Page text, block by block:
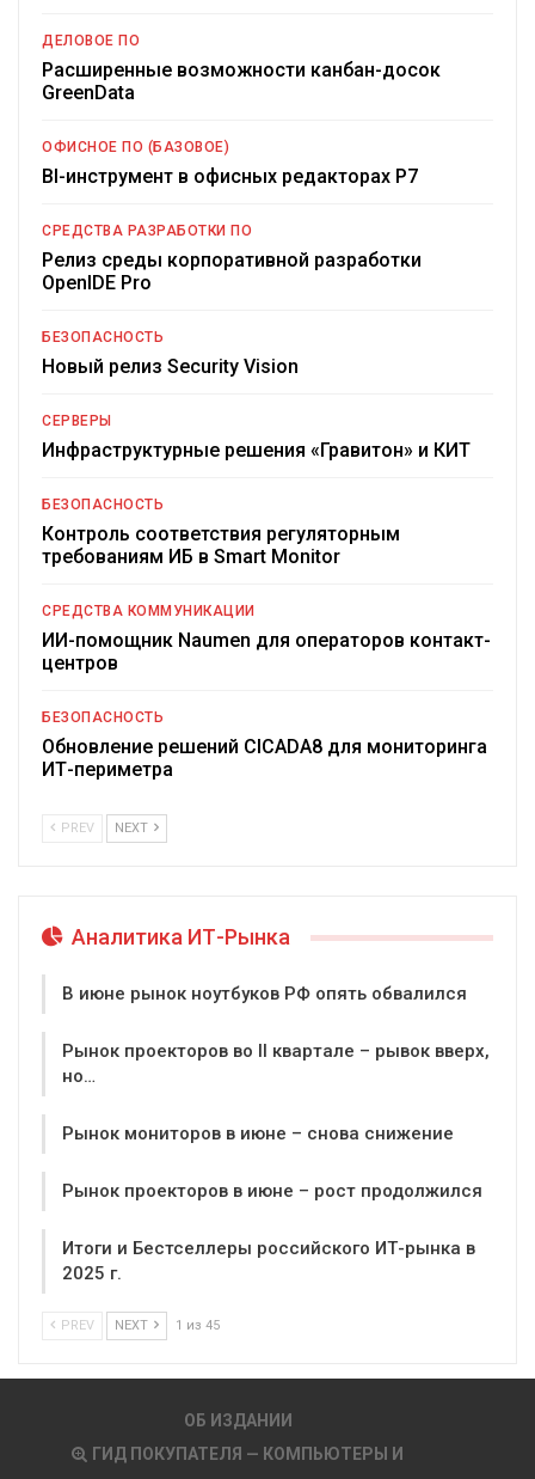
ДЕЛОВОЕ ПО
Расширенные возможности канбан-досок
GreenData
ОФИСНОЕ ПО (БАЗОВОЕ)
BI-инструмент в офисных редакторах Р7
СРЕДСТВА РАЗРАБОТКИ ПО
Релиз среды корпоративной разработки
OpenIDE Pro
БЕЗОПАСНОСТЬ
Новый релиз Security Vision
СЕРВЕРЫ
Инфраструктурные решения «Гравитон» и КИТ
БЕЗОПАСНОСТЬ
Контроль соответствия регуляторным
требованиям ИБ в Smart Monitor
СРЕДСТВА КОММУНИКАЦИИ
ИИ-помощник Naumen для операторов контакт-
центров
БЕЗОПАСНОСТЬ
Обновление решений CICADA8 для мониторинга
ИТ-периметра
PREV NEXT
Аналитика ИТ-Рынка
В июне рынок ноутбуков РФ опять обвалился
Рынок проекторов во II квартале – рывок вверх,
но…
Рынок мониторов в июне – снова снижение
Рынок проекторов в июне – рост продолжился
Итоги и Бестселлеры российского ИТ-рынка в
2025 г.
PREV NEXT 1 из 45
ОБ ИЗДАНИИ
ГИД ПОКУПАТЕЛЯ — КОМПЬЮТЕРЫ И